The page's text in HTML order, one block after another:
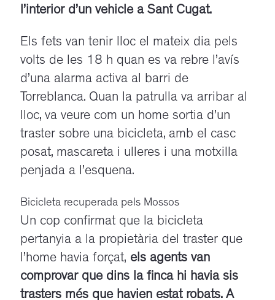
l’interior d’un vehicle a Sant Cugat.
Els fets van tenir lloc el mateix dia pels
volts de les 18 h quan es va rebre l’avís
d’una alarma activa al barri de
Torreblanca. Quan la patrulla va arribar al
lloc, va veure com un home sortia d’un
traster sobre una bicicleta, amb el casc
posat, mascareta i ulleres i una motxilla
penjada a l’esquena.
Bicicleta recuperada pels Mossos
Un cop confirmat que la bicicleta
pertanyia a la propietària del traster que
l’home havia forçat, els agents van
comprovar que dins la finca hi havia sis
trasters més que havien estat robats. A